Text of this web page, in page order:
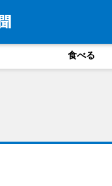
食べる